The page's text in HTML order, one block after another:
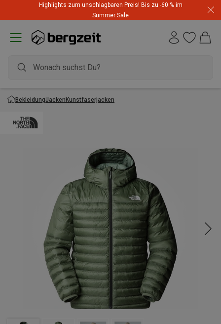
Highlights zum unschlagbaren Preis! Bis zu -60 % im
Summer Sale
BekleidungJackenKunstfaserjacken